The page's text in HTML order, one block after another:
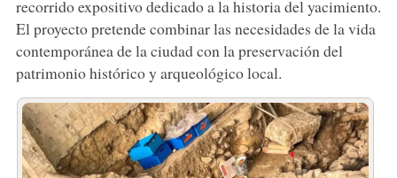
recorrido expositivo dedicado a la historia del yacimiento.
El proyecto pretende combinar las necesidades de la vida
contemporánea de la ciudad con la preservación del
patrimonio histórico y arqueológico local.